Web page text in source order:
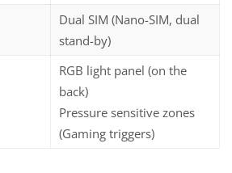
Dual SIM (Nano-SIM, dual
stand-by)
RGB light panel (on the
back)
Pressure sensitive zones
(Gaming triggers)